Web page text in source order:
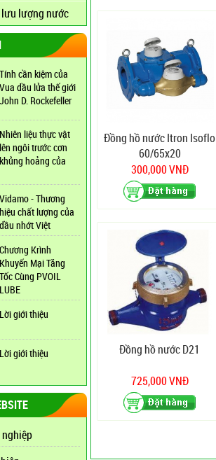
lượng nước
Tính cần kiệm của
Vua dầu lửa thế giới
John D. Rockefeller
Nhiên liệu thực vật
lên ngôi trước cơn
khủng hoảng của
Vidamo - Thương
hiệu chất lượng của
dầu nhớt Việt
Chương Krình
Khuyến Mại Tăng
Tốc Cùng PVOIL
LUBE
Lời giới thiệu
Lời giới thiệu
Đồng hồ nước Itron Isoflo
60/65x20
300,000 VNĐ
Đồng hồ nước D21
725,000 VNĐ